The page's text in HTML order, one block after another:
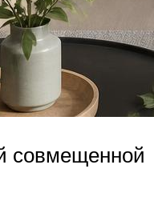
совмещенной